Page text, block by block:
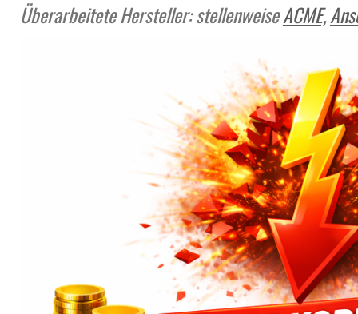
Überarbeitete Hersteller: stellenweiseACME,